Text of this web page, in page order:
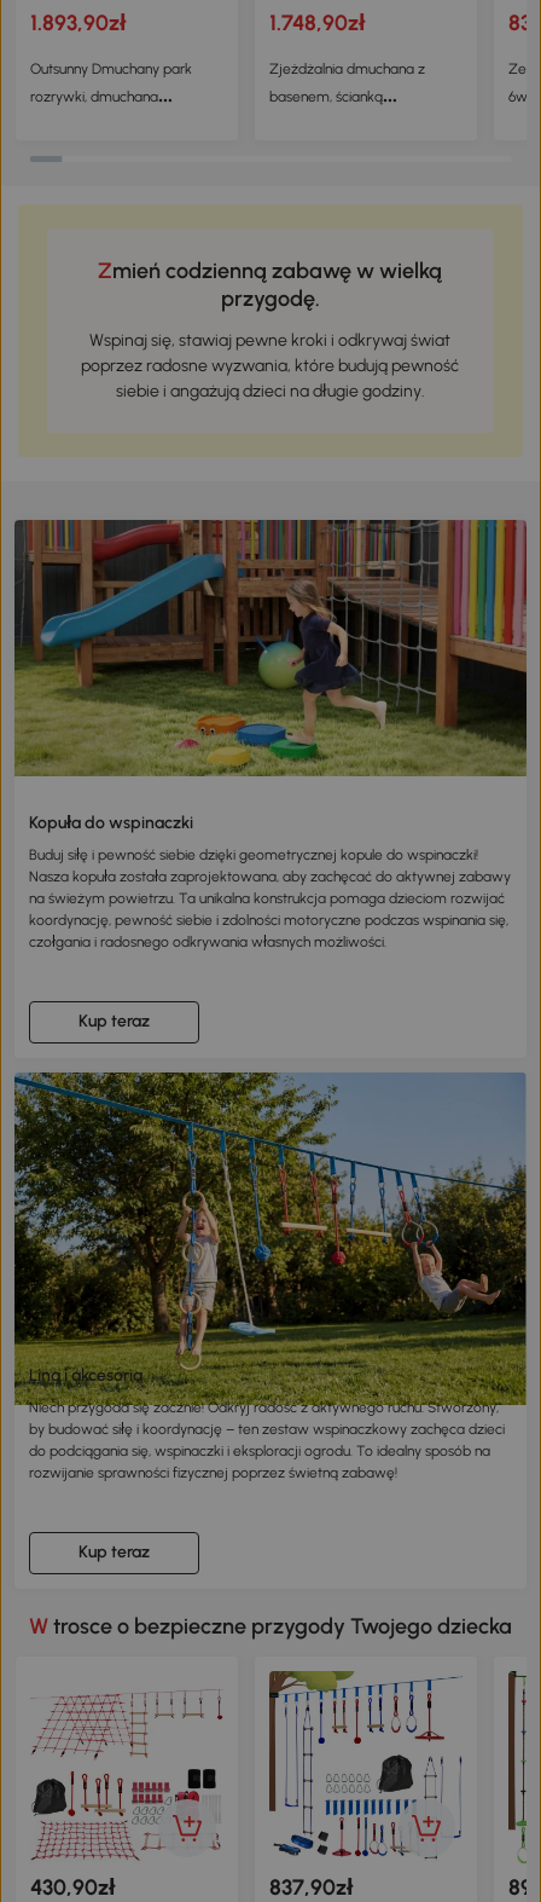
1.893,90zł
Outsunny Dmuchany park
rozrywki, dmuchana
1.748,90zł
Zjeżdżalnia dmuchana z
basenem, ścianką
Zmień codzienną zabawę w wielką
przygodę.
Wspinaj się, stawiaj pewne kroki i odkrywaj świat
poprzez radosne wyzwania, które budują pewność
siebie i angażują dzieci na długie godziny.
Kopuła do wspinaczki
Buduj siłę i pewność siebie dzięki geometrycznej kopule do wspinaczki!
Nasza kopuła została zaprojektowana, aby zachęcać do aktywnej zabawy
na świeżym powietrzu. Ta unikalna konstrukcja pomaga dzieciom rozwijać
koordynację, pewność siebie i zdolności motoryczne podczas wspinania się,
czołgania i radosnego odkrywania własnych możliwości.
Kup teraz
Lina i akcesoria
Niech przygoda się zacznie! Odkryj radość z aktywnego ruchu. Stworzony,
by budować siłę i koordynację – ten zestaw wspinaczkowy zachęca dzieci
do podciągania się, wspinaczki i eksploracji ogrodu. To idealny sposób na
rozwijanie sprawności fizycznej poprzez świetną zabawę!
Kup teraz
W trosce o bezpieczne przygody Twojego dziecka
430,90zł 837,90zł